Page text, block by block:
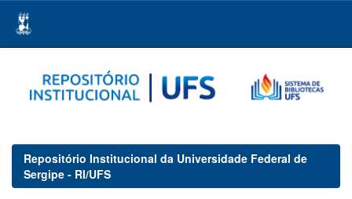
navigation
Repositório Institucional da Universidade Federal de
Sergipe - RI/UFS